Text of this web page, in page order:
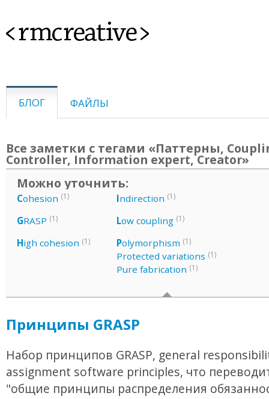
<rmcreative>
БЛОГ ФАЙЛЫ
Все заметки с тегами «Паттерны,
Controller, Information expert, Creator»
Можно уточнить:
Cohesion (1)
GRASP (1)
High cohesion (1)
Indirection (1)
Low coupling (1)
Polymorphism (1)
Protected variations (1)
Pure fabrication (1)
Принципы GRASP
Набор принципов GRASP, general
assignment software principles, что
"общие принципы распределения